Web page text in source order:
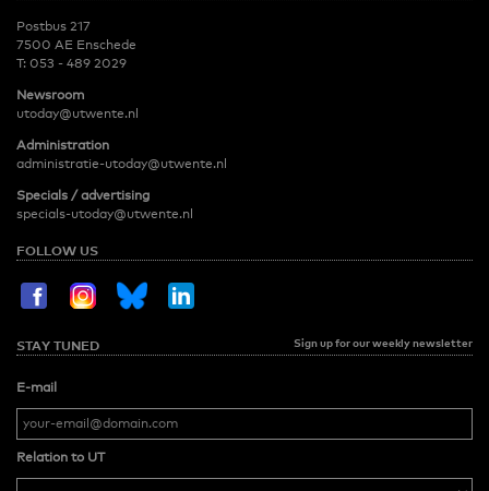
Postbus 217
7500 AE Enschede
T: 053 - 489 2029
Newsroom
utoday@utwente.nl
Administration
administratie-utoday@utwente.nl
Specials / advertising
specials-utoday@utwente.nl
FOLLOW US
STAY TUNED Sign up for our weekly newsletter
E-mail
Relation to UT